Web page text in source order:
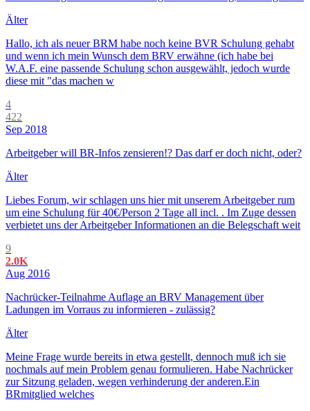
Älter
Hallo, ich als neuer BRM habe noch keine BVR Schulung gehabt
und wenn ich mein Wunsch dem BRV erwähne (ich habe bei
W.A.F. eine passende Schulung schon ausgewählt, jedoch wurde
diese mit "das machen w
4
422
Sep 2018
Arbeitgeber will BR-Infos zensieren!? Das darf er doch nicht, oder?
Älter
Liebes Forum, wir schlagen uns hier mit unserem Arbeitgeber rum
um eine Schulung für 40€/Person 2 Tage all incl. . Im Zuge dessen
verbietet uns der Arbeitgeber Informationen an die Belegschaft weit
9
2.0K
Aug 2016
Nachrücker-Teilnahme Auflage an BRV Management über
Ladungen im Vorraus zu informieren - zulässig?
Älter
Meine Frage wurde bereits in etwa gestellt, dennoch muß ich sie
nochmals auf mein Problem genau formulieren. Habe Nachrücker
zur Sitzung geladen, wegen verhinderung der anderen.Ein
BRmitglied welches